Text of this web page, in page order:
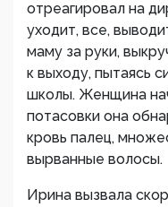
отреагировал на
уходит, все,
маму за руки,
к выходу, пытаясь
школы. Женщина
потасовки она
кровь палец,
вырванные волосы.
Ирина вызвала